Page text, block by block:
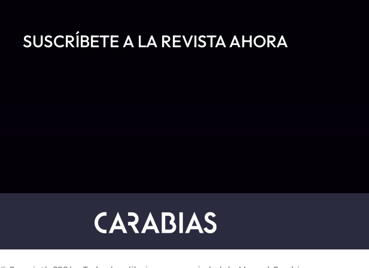
SUSCRÍBETE A LA REVISTA AHORA